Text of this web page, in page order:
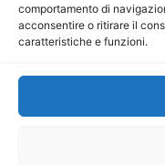
comportamento di
acconsentire o ritirare il
caratteristiche e funzioni.
Direttore
Mercurio
iscritta al Registro